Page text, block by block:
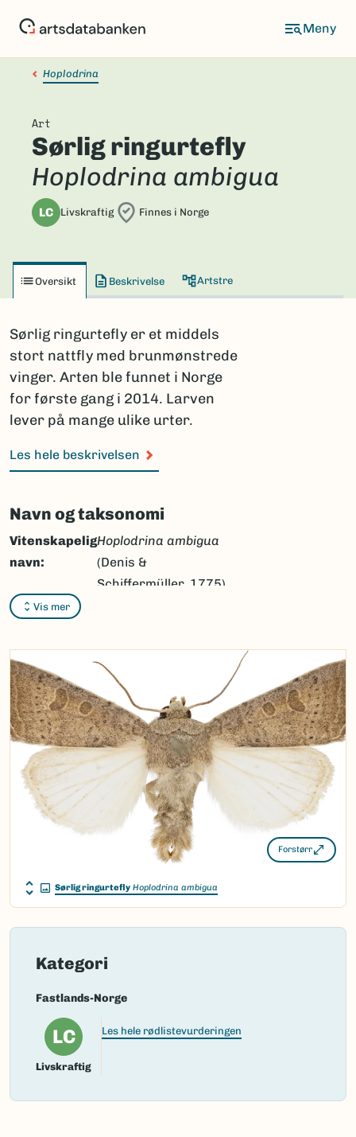
Hoplodrina
Art
Sørlig ringurtefly
Hoplodrina ambigua
LC Livskraftig Finnes i Norge
Oversikt Beskrivelse Artstre
Sørlig ringurtefly er et middels
stort nattfly med brunmønstrede
vinger. Arten ble funnet i Norge
for første gang i 2014. Larven
lever på mange ulike urter.
Les hele beskrivelsen
Navn og taksonomi
Vis mer
Vitenskapelig
navn:
Hoplodrina ambigua
(Denis &
Schiffermüller, 1775)
Synonymer:
Nynorsk:
Ingen
Nordsamisk/Davvisámegiella:
Ingen
Vitenskapelig navn ID:152953
Takson ID:113567
Gå til Nortaxa for flere detaljer
(Ekstern lenke)
Forstørr
Sørlig ringurtefly Hoplodrina ambigua
Kategori
Fastlands-Norge
LC
Livskraftig
Les hele rødlistevurderingen